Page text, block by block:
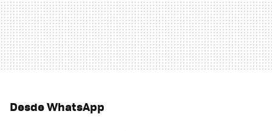
Desde WhatsApp